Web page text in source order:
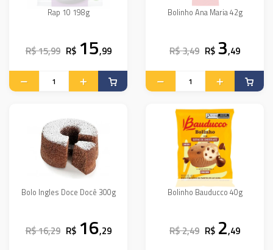
Rap 10 198g
R$ 15,99 R$ 15,99
Bolinho Ana Maria 42g
R$ 3,49 R$ 3,49
Bolo Ingles Doce Docê 300g
R$ 16,29 R$ 16,29
Bolinho Bauducco 40g
R$ 2,49 R$ 2,49